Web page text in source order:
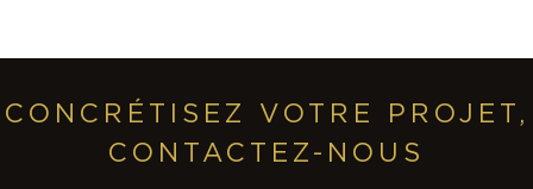
CONCRÉTISEZ VOTRE PROJET,
CONTACTEZ-NOUS